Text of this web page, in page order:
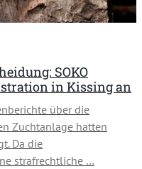
SOKO
in Kissing an
über die
Zuchtanlage hatten
Da die
strafrechtliche …